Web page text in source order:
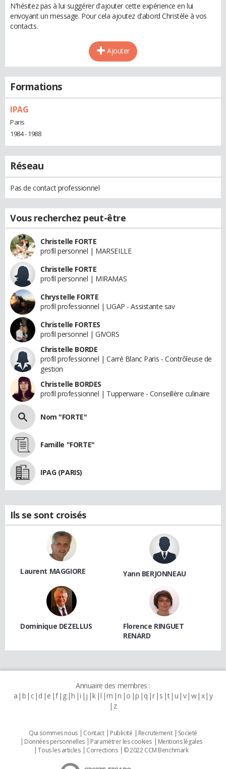
N'hésitez pas à lui suggérer d'ajouter cette expérience en lui
envoyant un message. Pour cela ajoutez d'abord Christèle à vos
contacts.
Ajouter
Formations
IPAG
Paris
1984 - 1988
Réseau
Pas de contact professionnel
Vous recherchez peut-être
Christelle FORTE
profil personnel | MARSEILLE
Christelle FORTE
profil personnel | MIRAMAS
Chrystelle FORTE
profil professionnel | UGAP - Assistante sav
Christelle FORTES
profil personnel | GIVORS
Christelle BORDE
profil professionnel | Carré Blanc Paris - Contrôleuse de
gestion
Christelle BORDES
profil professionnel | Tupperware - Conseillère culinaire
Nom "FORTE"
Famille "FORTE"
IPAG (PARIS)
Ils se sont croisés
Laurent MAGGIORE Yann BERJONNEAU
Dominique DEZELLUS
Florence RINGUET
RENARD
Annuaire des membres :
a b c d e f g h i j k l m n o p q r s t u v w x y
z
Qui sommes nous Contact Publicité Recrutement
Societé
Données personnelles
Paramétrer les cookies
Mentions légales
Tous les articles
Corrections © 2022 CCM Benchmark